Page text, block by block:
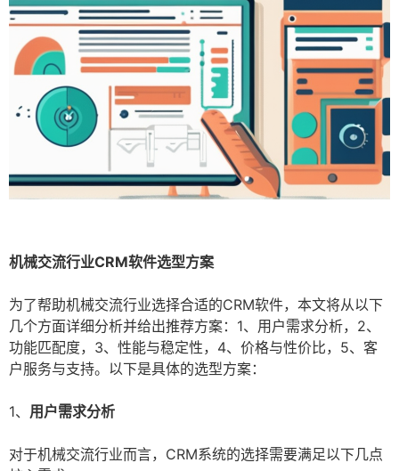
机械交流行业CRM软件选型方案
为了帮助机械交流行业选择合适的CRM软件，本文将从以下
几个方面详细分析并给出推荐方案：1、用户需求分析，2、
功能匹配度，3、性能与稳定性，4、价格与性价比，5、客
户服务与支持。以下是具体的选型方案：
1、 用户需求分析
对于机械交流行业而言，CRM系统的选择需要满足以下几点